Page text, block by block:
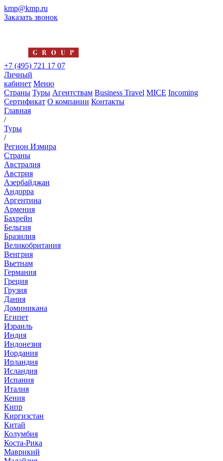
kmp@kmp.ru
Заказать звонок
+7 (495) 721 17 07
Личный
кабинет Меню
Страны Туры Агентствам Business Travel MICE Incoming
Сертификат О компании Контакты
Главная
/
Туры
/
Регион Измира
Страны
Австралия
Австрия
Азербайджан
Андорра
Аргентина
Армения
Бахрейн
Бельгия
Бразилия
Великобритания
Венгрия
Вьетнам
Германия
Греция
Грузия
Дания
Доминикана
Египет
Израиль
Индия
Индонезия
Иордания
Ирландия
Исландия
Испания
Италия
Кения
Кипр
Киргизстан
Китай
Колумбия
Коста-Рика
Маврикий